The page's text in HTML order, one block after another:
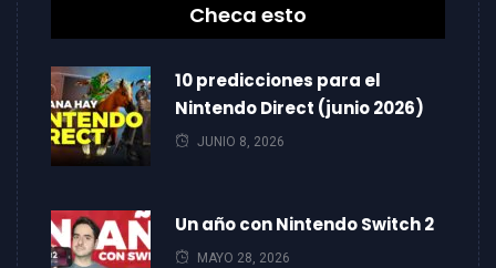
Checa esto
10 predicciones para el
Nintendo Direct (junio 2026)
JUNIO 8, 2026
Un año con Nintendo Switch 2
MAYO 28, 2026